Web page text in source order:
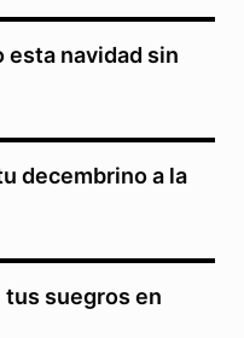
esta navidad sin
decembrino a la
tus suegros en